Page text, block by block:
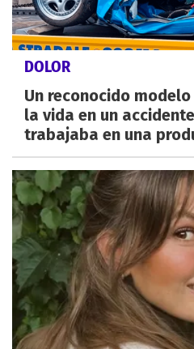
DOLOR
Un reconocido
la vida en un
trabajaba en una